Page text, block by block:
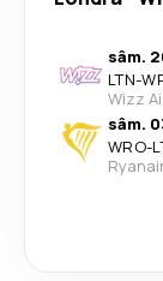
sâm.
LTN-
Wizz
sâm.
WRO-